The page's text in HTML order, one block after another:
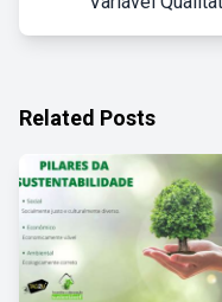
Related Posts